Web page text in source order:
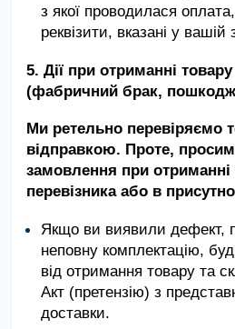
з якої проводилася
реквізити, вказані у вашій
5. Дії при отриманні
(фабричний брак,
Ми ретельно перевіряємо
відправкою. Проте,
замовлення при отриманні
перевізника або в
Якщо ви виявили дефект,
неповну комплектацію,
від отримання товару та
Акт (претензію) з
доставки.